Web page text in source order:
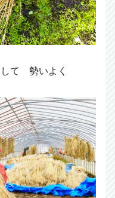
して 勢いよく